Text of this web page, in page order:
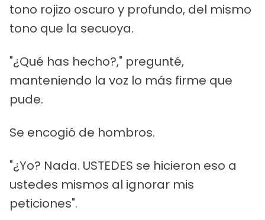
tono rojizo oscuro y profundo, del mismo
tono que la secuoya.
"¿Qué has hecho?," pregunté,
manteniendo la voz lo más firme que
pude.
Se encogió de hombros.
"¿Yo? Nada. USTEDES se hicieron eso a
ustedes mismos al ignorar mis
peticiones".